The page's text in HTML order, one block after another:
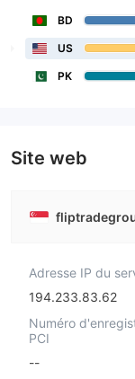
BD
US
PK
Site web
Adresse IP du
194.233.83.62
Numéro
PCI
--